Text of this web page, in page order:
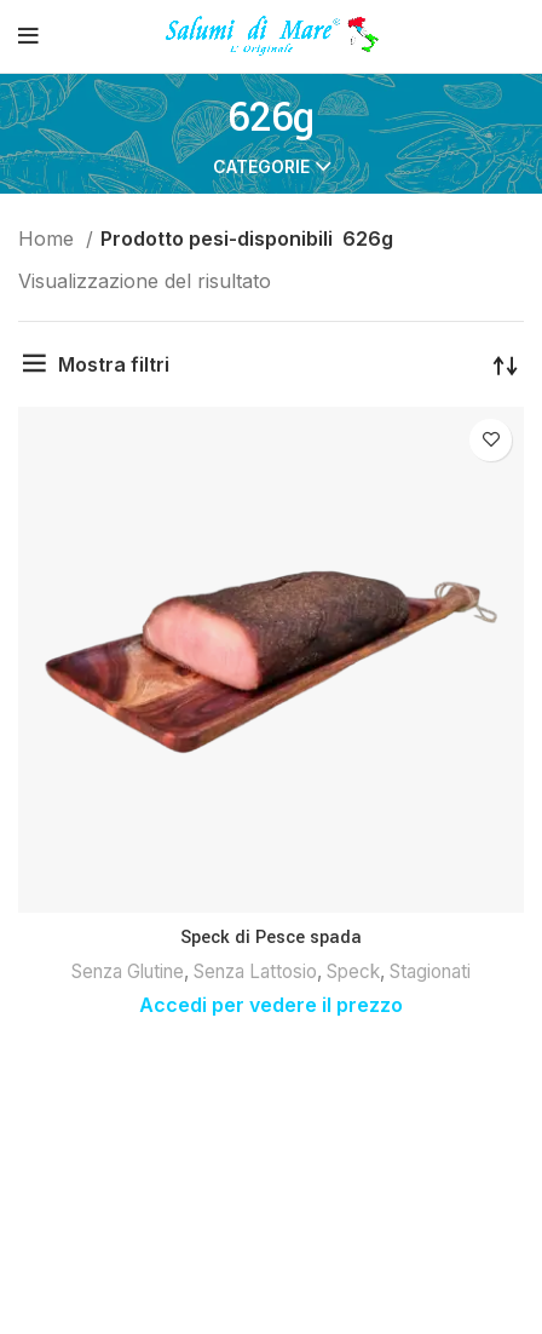
626g
CATEGORIE
Home Prodotto pesi-disponibili 626g
Visualizzazione del risultato
Mostra filtri
Speck di Pesce spada
Senza Glutine, Senza Lattosio, Speck, Stagionati
Accedi per vedere il prezzo